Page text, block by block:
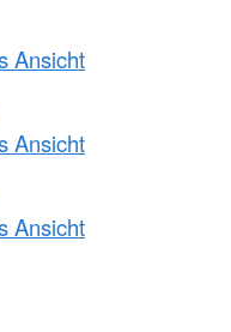
Ansicht
Ansicht
Ansicht